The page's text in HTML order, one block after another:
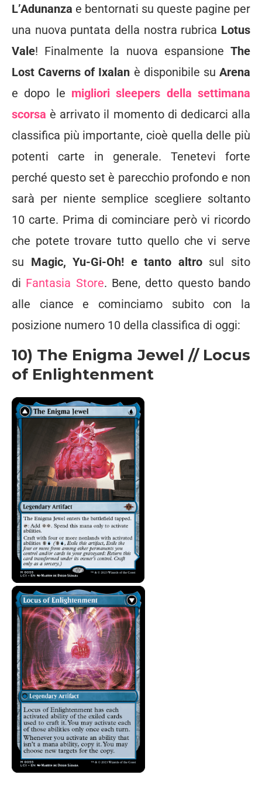
L’Adunanza e bentornati su queste pagine per
una nuova puntata della nostra rubrica Lotus
Vale! Finalmente la nuova espansione The
Lost Caverns of Ixalan è disponibile suArena
e dopo le migliori sleepers della settimana
scorsa è arrivato il momento di dedicarci alla
classifica più importante, cioè quella delle più
potenti carte in generale. Tenetevi forte
perché questo set è parecchio profondo e non
sarà per niente semplice scegliere soltanto
10 carte. Prima di cominciare però vi ricordo
che potete trovare tutto quello che vi serve
su Magic, Yu-Gi-Oh! e tanto altrosul sito
di Fantasia Store. Bene, detto questo bando
alle ciance e cominciamo subito con la
posizione numero 10 della classifica di oggi:
10) The Enigma Jewel // Locus
of Enlightenment